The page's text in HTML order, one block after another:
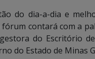
do dia-a-dia e
contará com a
do Escritório
do Estado de Minas